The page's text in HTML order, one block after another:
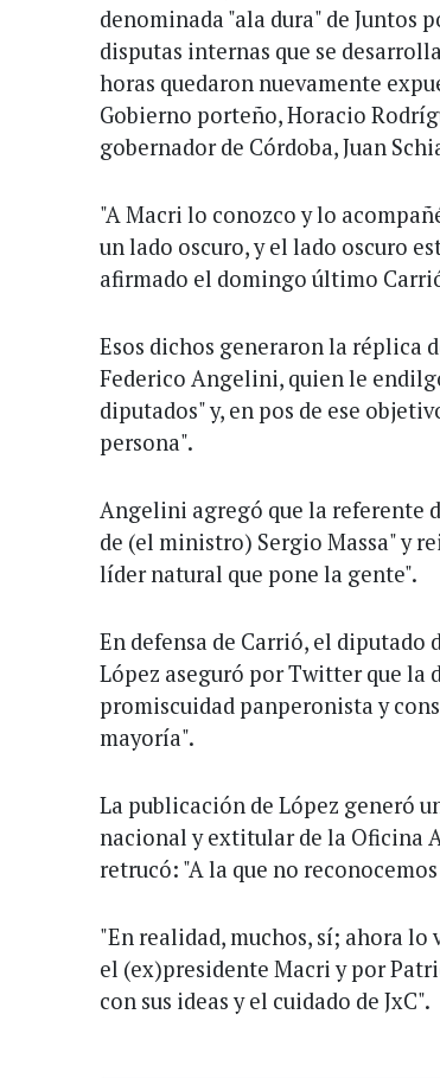
denominada "ala dura" de Juntos
disputas internas que se
horas quedaron nuevamente
Gobierno porteño, Horacio
gobernador de Córdoba, Juan
"A Macri lo conozco y lo
un lado oscuro, y el lado oscuro
afirmado el domingo último
Esos dichos generaron la réplica
Federico Angelini, quien le
diputados" y, en pos de ese
persona".
Angelini agregó que la referente
de (el ministro) Sergio Massa" y
líder natural que pone la gente".
En defensa de Carrió, el diputado
López aseguró por Twitter que
promiscuidad panperonista y
mayoría".
La publicación de López generó
nacional y extitular de la Oficina
retrucó: "A la que no
"En realidad, muchos, sí; ahora
el (ex)presidente Macri y por
con sus ideas y el cuidado de JxC".